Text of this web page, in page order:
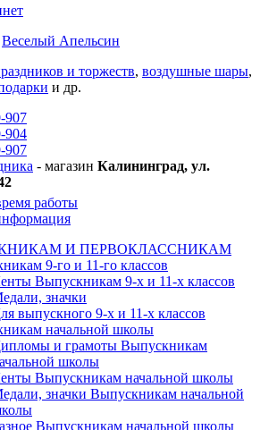
Веселый Апельсин
и торжеств, воздушные шары,
и др.
907
904
907
- магазин Калининград, ул.
работы
И ПЕРВОКЛАССНИКАМ
9-го и 11-го классов
Выпускникам 9-х и 11-х классов
значки
выпускного 9-х и 11-х классов
начальной школы
и грамоты Выпускникам
школы
Выпускникам начальной школы
значки Выпускникам начальной
Выпускникам начальной школы